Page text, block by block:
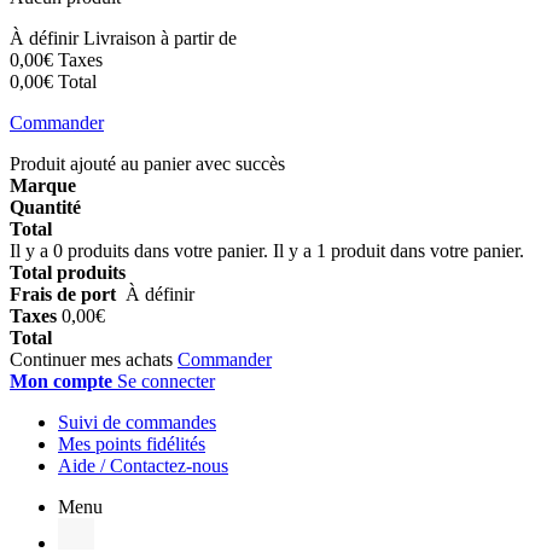
À définirLivraison à partir de
0,00€ Taxes
0,00€ Total
Commander
Produit ajouté au panier avec succès
Marque
Quantité
Total
Il y a 0 produits dans votre panier. Il y a 1 produit dans votre panier.
Total produits
Frais de port À définir
Taxes 0,00€
Total
Continuer mes achats Commander
Mon compte Se connecter
Suivi de commandes
Mes points fidélités
Aide / Contactez-nous
Menu